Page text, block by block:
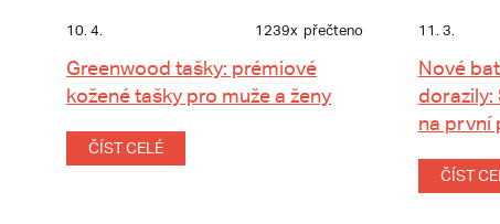
10. 4. 1239x přečteno
Greenwood tašky: prémiové
kožené tašky pro muže a ženy
ČÍST CELÉ
11. 3.
Nové
dorazily:
na první
ČÍST